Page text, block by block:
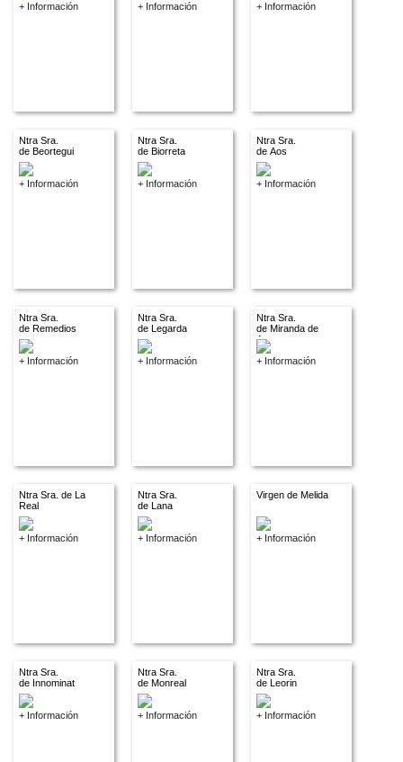
+ Información + Información + Información
Ntra Sra.
de Beortegui
+ Información
Ntra Sra.
de Biorreta
+ Información
Ntra Sra.
de Aos
+ Información
Ntra Sra.
de Remedios
+ Información
Ntra Sra.
de Legarda
+ Información
Ntra Sra.
de Miranda de
Arga
+ Información
Ntra Sra. de La
Real
+ Información
Ntra Sra.
de Lana
+ Información
Virgen de Melida
+ Información
Ntra Sra.
de Innominat
+ Información
Ntra Sra.
de Monreal
+ Información
Ntra Sra.
de Leorin
+ Información